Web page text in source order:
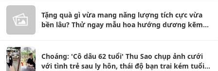
Tặng quà gì vừa mang năng lượng tích cực vừa
bền lâu? Thử ngay mẫu hoa hướng dương kẽm
Choáng: 'Cô dâu 62 tuổi' Thu Sao chụp ảnh cưới
với tình trẻ sau ly hôn, thái độ bạn trai kém tuổi